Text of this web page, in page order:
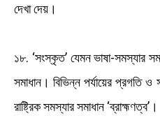
দেখা দেয়।
১৮. ‘সংস্কৃত’ যেমন ভাষা-সমস্যার
সমাধান। বিভিন্ন পর্যায়ের প্রগতি
রাষ্ট্রিক সমস্যার সমাধান ‘ব্রাহ্মণত্ব’।